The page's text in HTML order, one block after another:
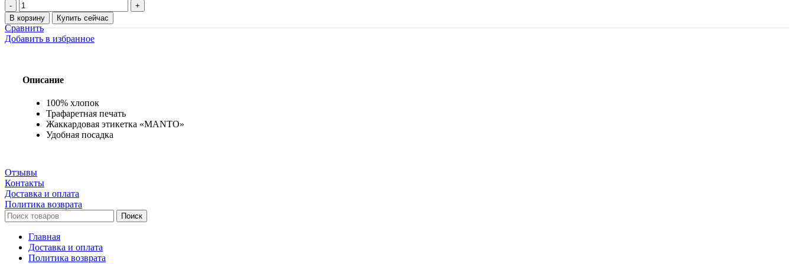
Количество
товара
Футболка
MANTO
В корзину Купить сейчас
Сравнить
Добавить в избранное
Описание
100% хлопок
Трафаретная печать
Жаккардовая этикетка «MANTO»
Удобная посадка
Отзывы
Контакты
Доставка и оплата
Политика возврата
Поиск
Главная
Доставка и оплата
Политика возврата